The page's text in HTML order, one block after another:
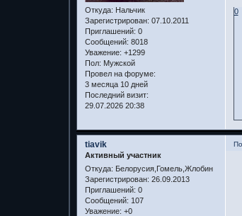
Откуда: Нальчик
Зарегистрирован: 07.10.2011
Приглашений: 0
Сообщений: 8018
Уважение: +1299
Пол: Мужской
Провел на форуме:
3 месяца 10 дней
Последний визит:
29.07.2026 20:38
0
tiavik
Активный участник
Откуда: Белорусия,Гомель,Жлобин
Зарегистрирован: 26.09.2013
Приглашений: 0
Сообщений: 107
Уважение: +0